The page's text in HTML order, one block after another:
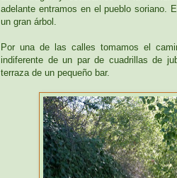
adelante entramos en el pueblo soriano.
un gran árbol.
Por una de las calles tomamos el
indiferente de un par de cuadrillas de
terraza de un pequeño bar.